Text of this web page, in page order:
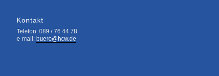
Kontakt
Telefon: 089 / 76 44 78
e-mail: buero@hcw.de